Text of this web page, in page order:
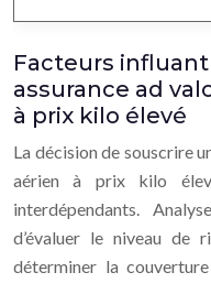
Facteurs
assurance ad
à prix kilo élevé
La décision de souscrire
aérien à prix kilo
interdépendants.
d’évaluer le niveau de
déterminer la